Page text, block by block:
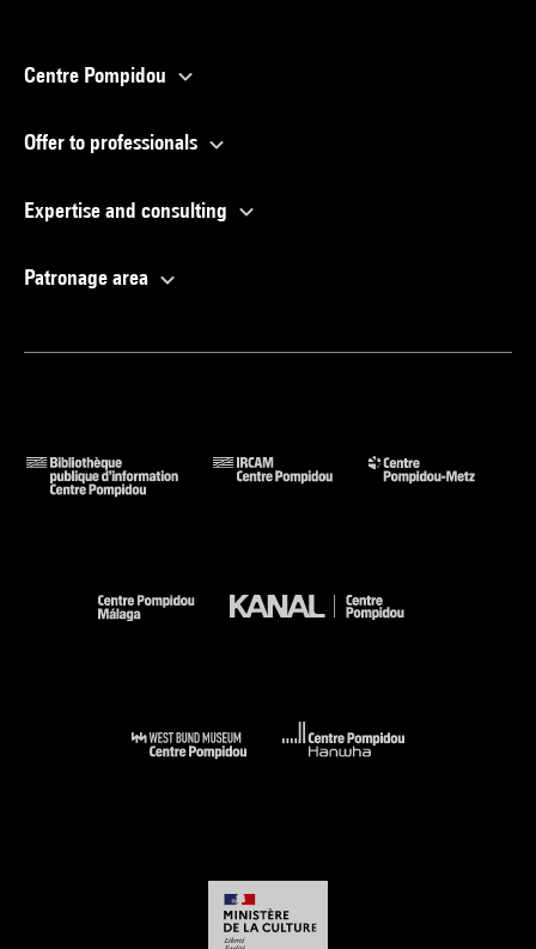
Centre Pompidou
Offer to professionals
Expertise and consulting
Patronage area